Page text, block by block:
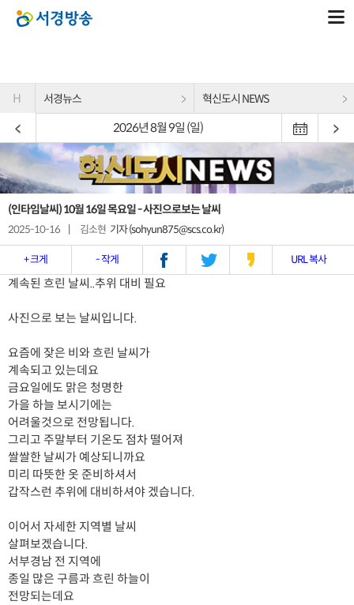
H 서경뉴스 혁신도시 NEWS
2026년 8월 9일 (일)
(인타임날씨) 10월 16일 목요일 - 사진으로보는 날씨
2025-10-16 김소현 기자 (sohyun875@scs.co.kr)
+ 크게 - 작게 URL 복사
계속된 흐린 날씨..추위 대비 필요
사진으로 보는 날씨입니다.
요즘에 잦은 비와 흐린 날씨가
계속되고 있는데요
금요일에도 맑은 청명한
가을 하늘 보시기에는
어려울것으로 전망됩니다.
그리고 주말부터 기온도 점차 떨어져
쌀쌀한 날씨가 예상되니까요
미리 따뜻한 옷 준비하셔서
갑작스런 추위에 대비하셔야 겠습니다.
이어서 자세한 지역별 날씨
살펴보겠습니다.
서부경남 전 지역에
종일 많은 구름과 흐린 하늘이
전망되는데요